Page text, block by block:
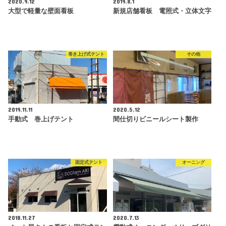
大型で軽量な壁面看板
新規店舗看板 電照式・立体文字
巻き上げ式テント
2019.11.11
手動式 巻上げテント
その他
2020.5.12
間仕切りビニールシート製作
固定式テント
2018.11.27
オーニング
2020.7.13